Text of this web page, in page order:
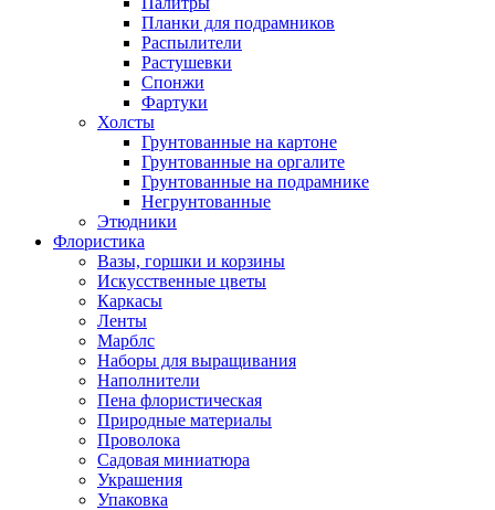
Планки для подрамников
Распылители
Растушевки
Спонжи
Фартуки
Холсты
Грунтованные на картоне
Грунтованные на оргалите
Грунтованные на подрамнике
Негрунтованные
Этюдники
Флористика
Вазы, горшки и корзины
Искусственные цветы
Каркасы
Ленты
Марблс
Наборы для выращивания
Наполнители
Пена флористическая
Природные материалы
Проволока
Садовая миниатюра
Украшения
Упаковка